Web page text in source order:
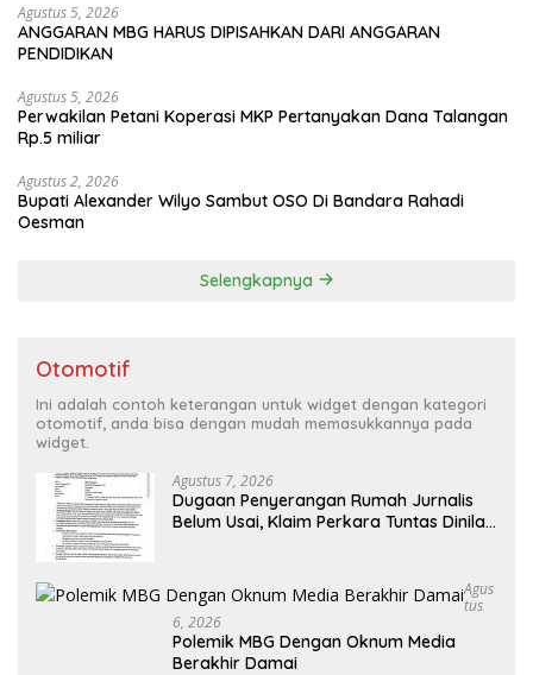
Agustus 5, 2026
ANGGARAN MBG HARUS DIPISAHKAN DARI ANGGARAN
PENDIDIKAN
Agustus 5, 2026
Perwakilan Petani Koperasi MKP Pertanyakan Dana Talangan
Rp.5 miliar
Agustus 2, 2026
Bupati Alexander Wilyo Sambut OSO Di Bandara Rahadi
Oesman
Selengkapnya
Otomotif
Ini adalah contoh keterangan untuk widget dengan kategori
otomotif, anda bisa dengan mudah memasukkannya pada
widget.
Agustus 7, 2026
Dugaan Penyerangan Rumah Jurnalis
Belum Usai, Klaim Perkara Tuntas Dinilai
Agus
Tus
6, 2026
Polemik MBG Dengan Oknum Media
Berakhir Damai